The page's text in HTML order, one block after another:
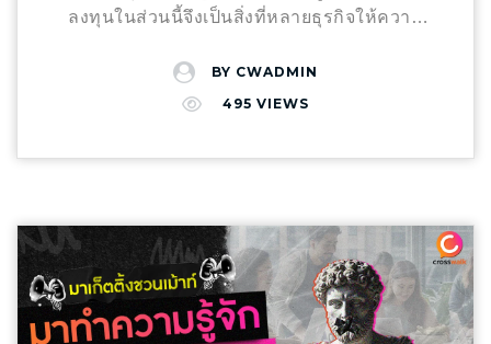
หรือช่องทางออนไลน์อื่นๆ “Crosswalk Agency”
คุณให้โดดเด่นด้วยคอนเทนต์ที่ใช่ และกลยุทธ์การ
ตลาดแบบครบวงจร พร้อมทีมงานมืออาชีพที่
หรือแนะนำเมนูเดิมให้ลูกค้าเก่า จะช่วยให้ลูกค้า
ช่องทางสื่อสารที่ชวนลูกค้ากลับมา นอกจาก
LINE OA แล้ว การมีช่องทางอื่นอย่าง Instagram,
แค่รอให้เขากลับมาเอง แต่ต้องใช้ กลยุทธ์การ
ตลาดร้านอาหาร ที่วางแผนมาอย่างดี และใส่ใจ
ในทุกขั้นตอน ตั้งแต่รสชาติอาหาร บรรยากาศ
ร้าน ไปจนถึงการบริการ ลองนำทั้ง 7 วิธีนี้ไปปรับ
ใช้กับร้านของคุณดูนะครับ แล้วคุณจะพบว่า การ
เครื่องมือ AI อย่าง Google Trends และ Ahrefs
เพื่อวางแผนและสร้างสรรค์คอนเทนต์ที่ตรงใจผู้
อ่านได้อย่างแม่นยำ การสร้างหัวข้อและโครงร่าง
เนื้อหาที่ละเอียด ช่วยประหยัดเวลาอันมีค่าในการ
เริ่มต้นกระบวนการสร้างสรรค์คอนเทนต์ การ
เขียนเนื้อหาด้วย AI Writing Assistant: AI Writing
Assistants อย่าง Jasper และ GPT-4 เปรียบ
ลงทุนในส่วนนี้จึงเป็นสิ่งที่หลายธุรกิจให้ความ
จากการลงทุน (ROI – Return on Investment) ได้
อย่างไร และทำอย่างไรให้การใช้ Influencer
Marketing ชวนเม้า จะพาคุณไปเจาะลึกถึงความ
ให้ได้ผลลัพธ์ที่น่าพึงพอใจ ทำอย่างไรให้
Influencer Marketing “สุดปัง” ได้ ROI ที่น่าพึง
พอใจ? หัวใจสำคัญของการใช้ Influencer
Marketing ให้ได้ผลลัพธ์ที่ยอดเยี่ยมอยู่ที่การ
BY CWADMIN
495 VIEWS